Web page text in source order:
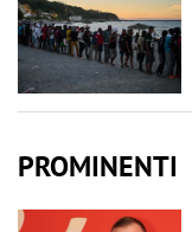
PROMINENTI